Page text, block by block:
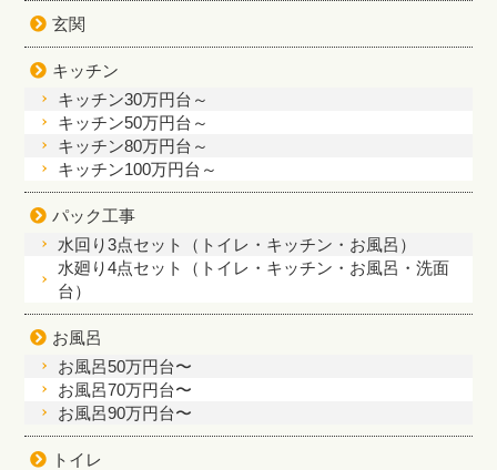
玄関
キッチン
キッチン30万円台～
キッチン50万円台～
キッチン80万円台～
キッチン100万円台～
パック工事
水回り3点セット（トイレ・キッチン・お風呂）
水廻り4点セット（トイレ・キッチン・お風呂・洗面
台）
お風呂
お風呂50万円台〜
お風呂70万円台〜
お風呂90万円台〜
トイレ